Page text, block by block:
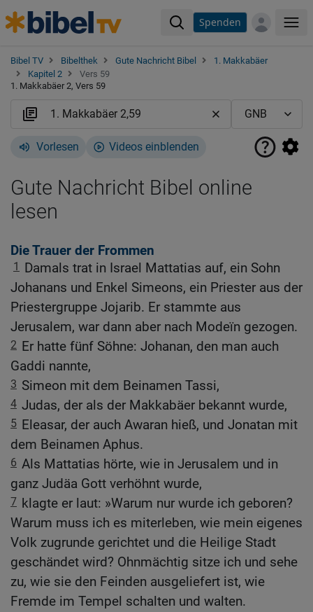
Spenden
Bibel TV Bibelthek Gute Nachricht Bibel
1. Makkabäer
Kapitel 2
Vers 59
1. Makkabäer 2, Vers 59
Vorlesen Videos einblenden
Gute Nachricht Bibel online
lesen
Die Trauer der Frommen
1
Damals trat in Israel Mattatias auf, ein Sohn
Johanans und Enkel Simeons, ein Priester aus der
Priestergruppe Jojarib. Er stammte aus
Jerusalem, war dann aber nach Modeïn gezogen.
2 Er hatte fünf Söhne: Johanan, den man auch
Gaddi nannte,
3 Simeon mit dem Beinamen Tassi,
4 Judas, der als der Makkabäer bekannt wurde,
5 Eleasar, der auch Awaran hieß, und Jonatan mit
dem Beinamen Aphus.
6 Als Mattatias hörte, wie in Jerusalem und in
ganz Judäa Gott verhöhnt wurde,
7 klagte er laut: »Warum nur wurde ich geboren?
Warum muss ich es miterleben, wie mein eigenes
Volk zugrunde gerichtet und die Heilige Stadt
geschändet wird? Ohnmächtig sitze ich und sehe
zu, wie sie den Feinden ausgeliefert ist, wie
Fremde im Tempel schalten und walten.